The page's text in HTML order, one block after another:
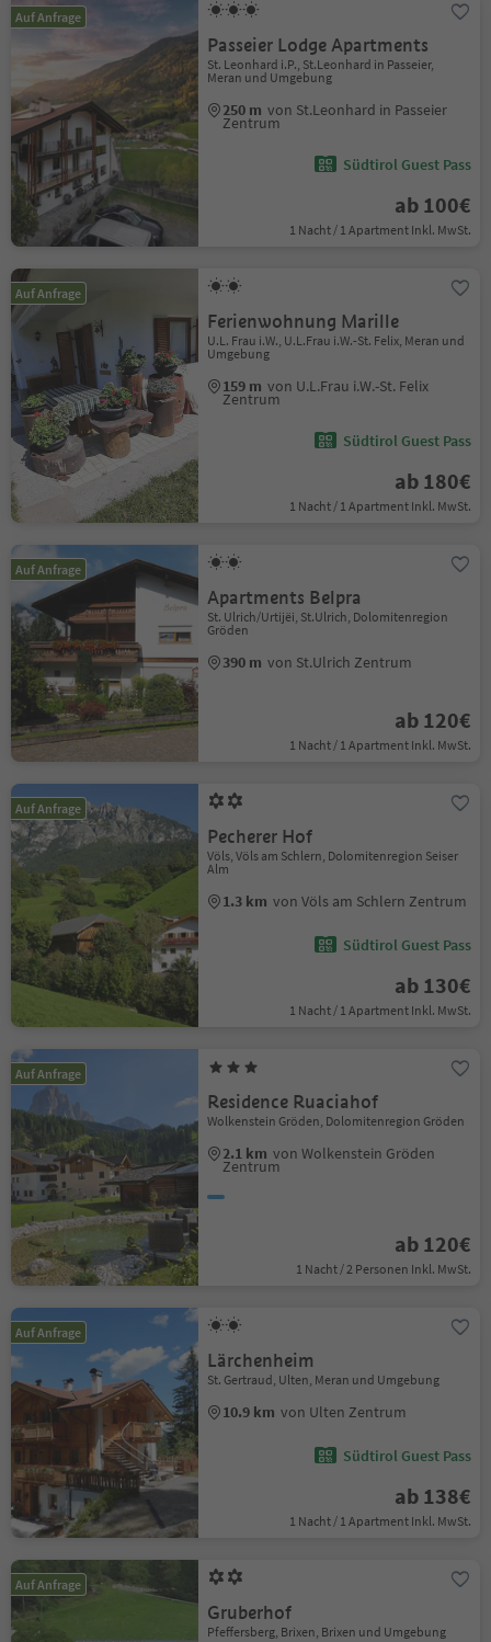
Auf Anfrage
Passeier Lodge Apartments
St. Leonhard i.P., St.Leonhard in Passeier,
Meran und Umgebung
250 m von St.Leonhard in Passeier
Zentrum
Südtirol Guest Pass
ab 100€
1 Nacht / 1 Apartment Inkl. MwSt.
Auf Anfrage
Ferienwohnung Marille
U.L. Frau i.W., U.L.Frau i.W.-St. Felix, Meran und
Umgebung
159 m von U.L.Frau i.W.-St. Felix
Zentrum
Südtirol Guest Pass
ab 180€
1 Nacht / 1 Apartment Inkl. MwSt.
Auf Anfrage
Apartments Belpra
St. Ulrich/Urtijëi, St.Ulrich, Dolomitenregion
Gröden
390 m von St.Ulrich Zentrum
ab 120€
1 Nacht / 1 Apartment Inkl. MwSt.
Auf Anfrage
Pecherer Hof
Völs, Völs am Schlern, Dolomitenregion Seiser
Alm
1.3 km von Völs am Schlern Zentrum
Südtirol Guest Pass
ab 130€
1 Nacht / 1 Apartment Inkl. MwSt.
Auf Anfrage
Residence Ruaciahof
Wolkenstein Gröden, Dolomitenregion Gröden
2.1 km von Wolkenstein Gröden
Zentrum
ab 120€
1 Nacht / 2 Personen Inkl. MwSt.
Auf Anfrage
Lärchenheim
St. Gertraud, Ulten, Meran und Umgebung
10.9 km von Ulten Zentrum
Südtirol Guest Pass
ab 138€
1 Nacht / 1 Apartment Inkl. MwSt.
Auf Anfrage
Gruberhof
Pfeffersberg, Brixen, Brixen und Umgebung